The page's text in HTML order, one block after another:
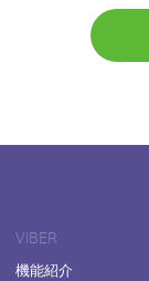
VIBER
機能紹介